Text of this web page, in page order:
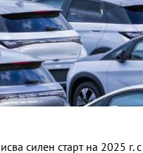
силен старт на 2025 г. с